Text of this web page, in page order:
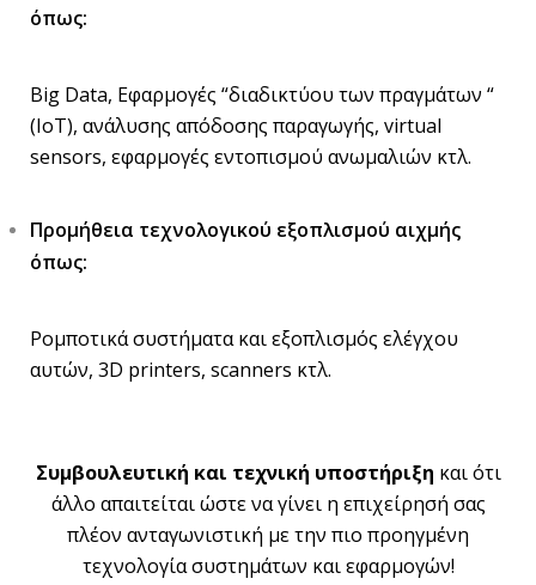
όπως:
Big Data, Εφαρμογές “διαδικτύου των πραγμάτων “
(ΙοΤ), ανάλυσης απόδοσης παραγωγής, virtual
sensors, εφαρμογές εντοπισμού ανωμαλιών κτλ.
Προμήθεια τεχνολογικού εξοπλισμού αιχμής
όπως:
Ρομποτικά συστήματα και εξοπλισμός ελέγχου
αυτών, 3D printers, scanners κτλ.
Συμβουλευτική και τεχνική υποστήριξη και ότι
άλλο απαιτείται ώστε να γίνει η επιχείρησή σας
πλέον ανταγωνιστική με την πιο προηγμένη
τεχνολογία συστημάτων και εφαρμογών!